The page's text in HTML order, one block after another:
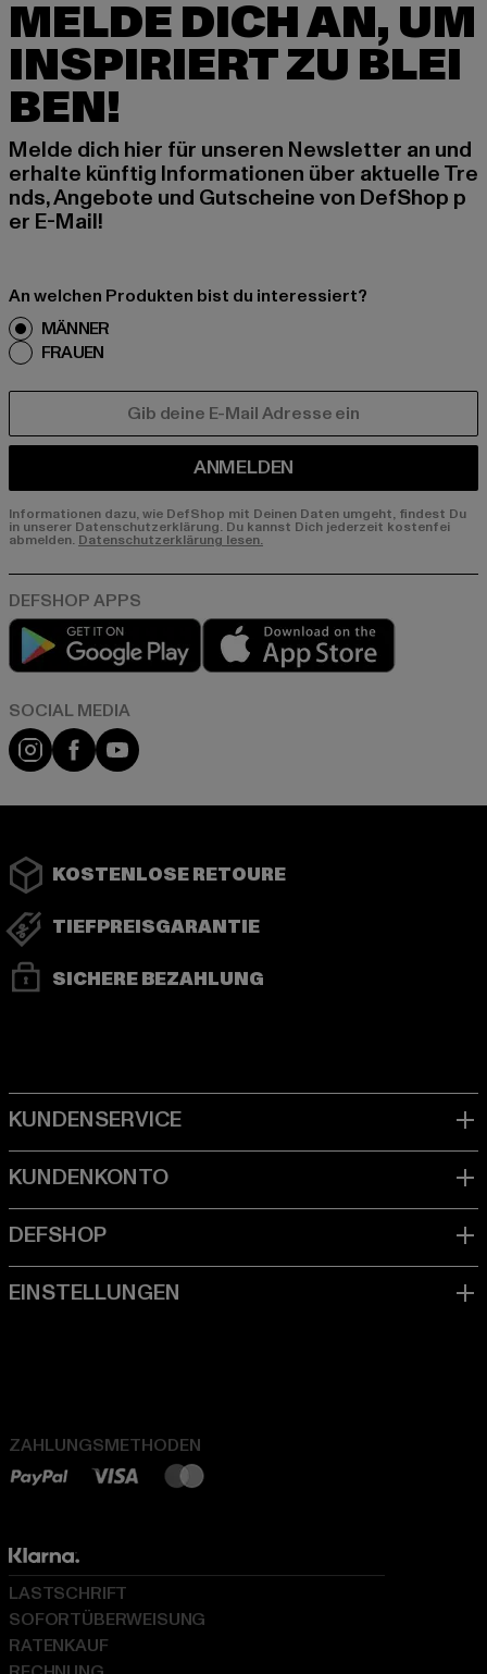
MELDE DICH AN, UM
INSPIRIERT ZU BLEI
BEN!
Melde dich hier für unseren Newsletter an und
erhalte künftig Informationen über aktuelle Tre
nds, Angebote und Gutscheine von DefShop p
er E-Mail!
An welchen Produkten bist du interessiert?
MÄNNER
FRAUEN
ANMELDEN
Informationen dazu, wie DefShop mit Deinen Daten umgeht, findest Du
in unserer Datenschutzerklärung. Du kannst Dich jederzeit kostenfei
abmelden. Datenschutzerklärung lesen.
Play market
Instagram
FacebookYouTube
KOSTENLOSE RETOURE
TIEFPREISGARANTIE
SICHERE BEZAHLUNG
ZAHLUNGSMETHODEN
LASTSCHRIFT
SOFORTÜBERWEISUNG
RATENKAUF